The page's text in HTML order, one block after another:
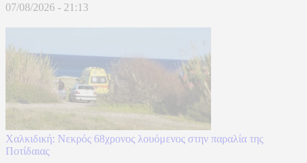
07/08/2026 - 21:13
Χαλκιδική: Νεκρός 68χρονος λουόμενος στην παραλία της
Ποτίδαιας